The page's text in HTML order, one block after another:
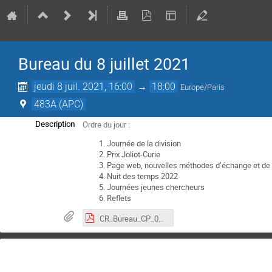
Bureau du 8 juillet 2021
jeudi 8 juil. 2021, 16:00 → 18:00 Europe/Paris
483A (APC)
Description
Ordre du jour :
Journée de la division
Prix Joliot-Curie
Page web, nouvelles méthodes d’échange et
Nuit des temps 2022
Journées jeunes chercheurs
Reflets
CR_Bureau_CP_08-07-2021.pdf